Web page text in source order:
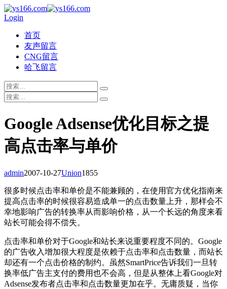
Login
首页
友声留言
CNG留言
哈飞留言
Google Adsense优化目标之提
高点击率与单价
admin2007-10-27Union1855
很多时候点击率和单价是不能兼顾的，在使用官方优化指南来
提高点击率的时候很容易造成单一的点击数量上升，那样会不
幸地影响广告的转换率从而影响价格，从一个长远的角度来看
站长可能会得不偿失。
点击率和单价对于Google和站长来说重要程度不同的。Google
的广告收入增加很大程度是依赖于点击率和点击数量，而站长
却还有一个点击价格的制约。虽然SmartPrice告诉我们一旦转
换率低广告主支付的费用也不会高，但是从整体上看Google对
Adsense发布者点击率和点击数量更加在乎。无庸质疑，当你